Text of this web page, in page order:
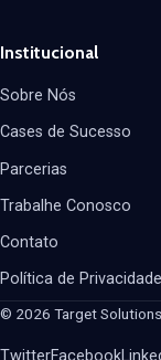
Institucional
Sobre Nós
Cases de Sucesso
Parcerias
Trabalhe Conosco
Contato
Política de Privacidade
© 2026 Target